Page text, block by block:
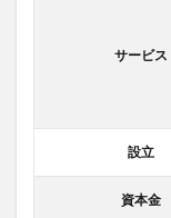
サービス
設立
資本金